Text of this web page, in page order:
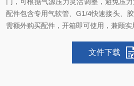
配件包含专用气软管、G1/4快速接头、
需额外购买配件，开箱即可使用，兼顾实
文件下载